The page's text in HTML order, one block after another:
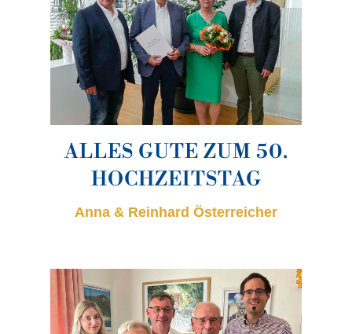
ALLES GUTE ZUM 50.
HOCHZEITSTAG
Anna & Reinhard Österreicher